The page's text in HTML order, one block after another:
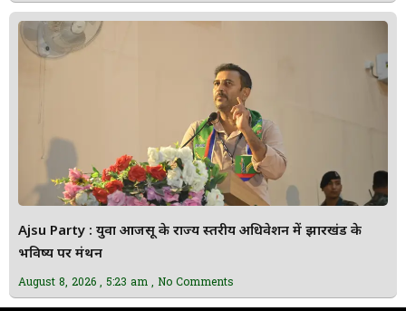
Ajsu Party : युवा आजसू के राज्य स्तरीय अधिवेशन में झारखंड के
भविष्य पर मंथन
August 8, 2026 5:23 am No Comments